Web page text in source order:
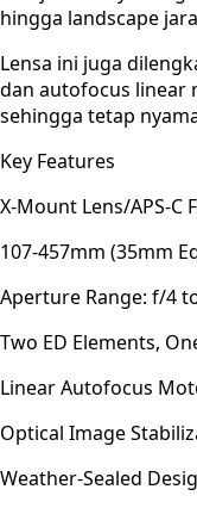
hingga landscape
Lensa ini juga
dan autofocus linear
sehingga tetap
Key Features
X-Mount Lens/APS-C
107-457mm (35mm
Aperture Range: f/4
Two ED Elements,
Linear Autofocus
Optical Image
Weather-Sealed